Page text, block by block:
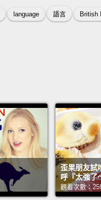
language 語言 British
歪果朋友試
呼『太強了
觀看次數：